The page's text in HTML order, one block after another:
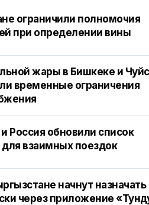
ограничили полномочия
при определении вины
жары в Бишкеке и
временные ограничения
Россия обновили список
взаимных поездок
начнут назначать
через приложение